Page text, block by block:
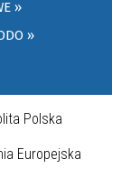
»
»